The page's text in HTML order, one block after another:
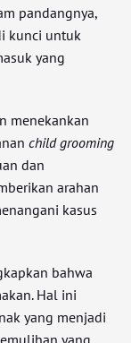
pandangnya,
kunci untuk
yang
menekankan
child grooming
dan
arahan
kasus
bahwa
Hal ini
yang menjadi
yang